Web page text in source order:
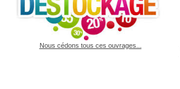
Nous cédons tous ces ouvrages...